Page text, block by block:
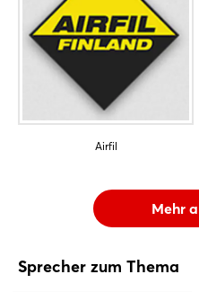
Airfil
Mehr
Sprecher zum Thema